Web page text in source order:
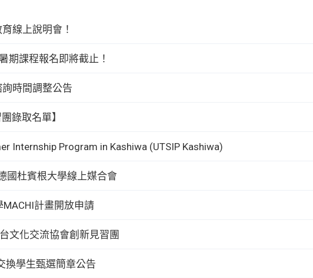
線上說明會！
期課程報名即將截止！
時間調整公告
錄取名單】
Internship Program in Kashiwa (UTSIP Kashiwa)
國杜賓根大學線上媒合會
計畫開放申請
文化交流協會創新見習團
換學生甄選簡章公告